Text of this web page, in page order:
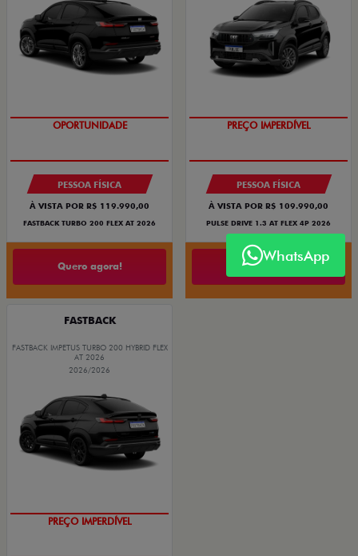
OPORTUNIDADE
PESSOA FÍSICA
À VISTA POR R$ 119.990,00
FASTBACK TURBO 200 FLEX AT 2026
Quero agora!
PREÇO IMPERDÍVEL
PESSOA FÍSICA
À VISTA POR R$ 109.990,00
PULSE DRIVE 1.3 AT FLEX 4P 2026
Quero agora!
FASTBACK
FASTBACK IMPETUS TURBO 200 HYBRID FLEX
AT 2026
2026/2026
PREÇO IMPERDÍVEL
WhatsApp